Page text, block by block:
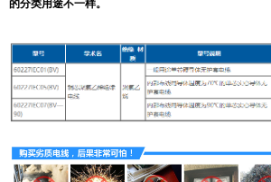
的分类用途不一样。